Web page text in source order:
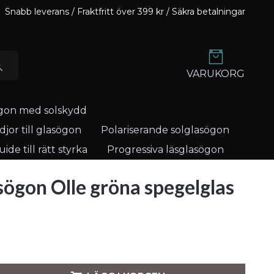
Snabb leverans / Fraktfritt över 399 kr / Säkra betalningar
VARUKORG
med solskydd
till glasögon
Polariserande solglasögon
till rätt styrka Progressiva läsglasögon
Olle gröna spegelglas